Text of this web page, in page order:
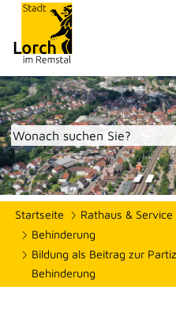
Startseite Rathaus & Service
Behinderung
Bildung als Beitrag zur
Behinderung